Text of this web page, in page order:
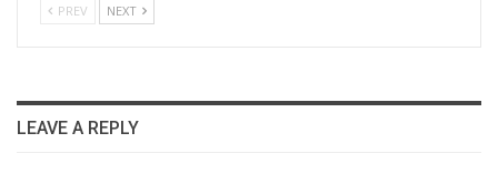
PREV NEXT
LEAVE A REPLY